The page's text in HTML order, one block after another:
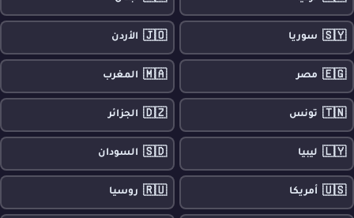
🇸🇾 سوريا 🇯🇴 الأردن
🇪🇬 مصر 🇲🇦 المغرب
🇹🇳 تونس 🇩🇿 الجزائر
🇱🇾 ليبيا 🇸🇩 السودان
🇺🇸 أمريكا 🇷🇺 روسيا